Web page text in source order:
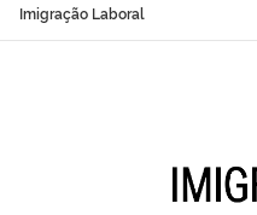
Imigração Laboral